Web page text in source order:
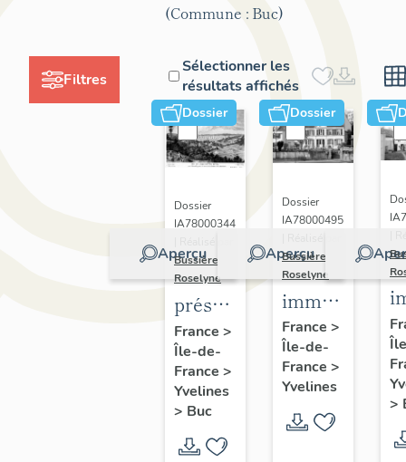
Filtres
(Commune : Buc)
Sélectionner les
résultats affichés
Dossier
Aperçu
Dossier
IA78000344
Bussière
Roselyne
présentation
de la
commune
de Buc
France >
Île-de-
France >
Yvelines
> Buc
Dossier
Aperçu
Dossier
IA78000495
Bussière
Roselyne
immeubles,
maisons,
fermes
France >
Île-de-
France >
Yvelines
>